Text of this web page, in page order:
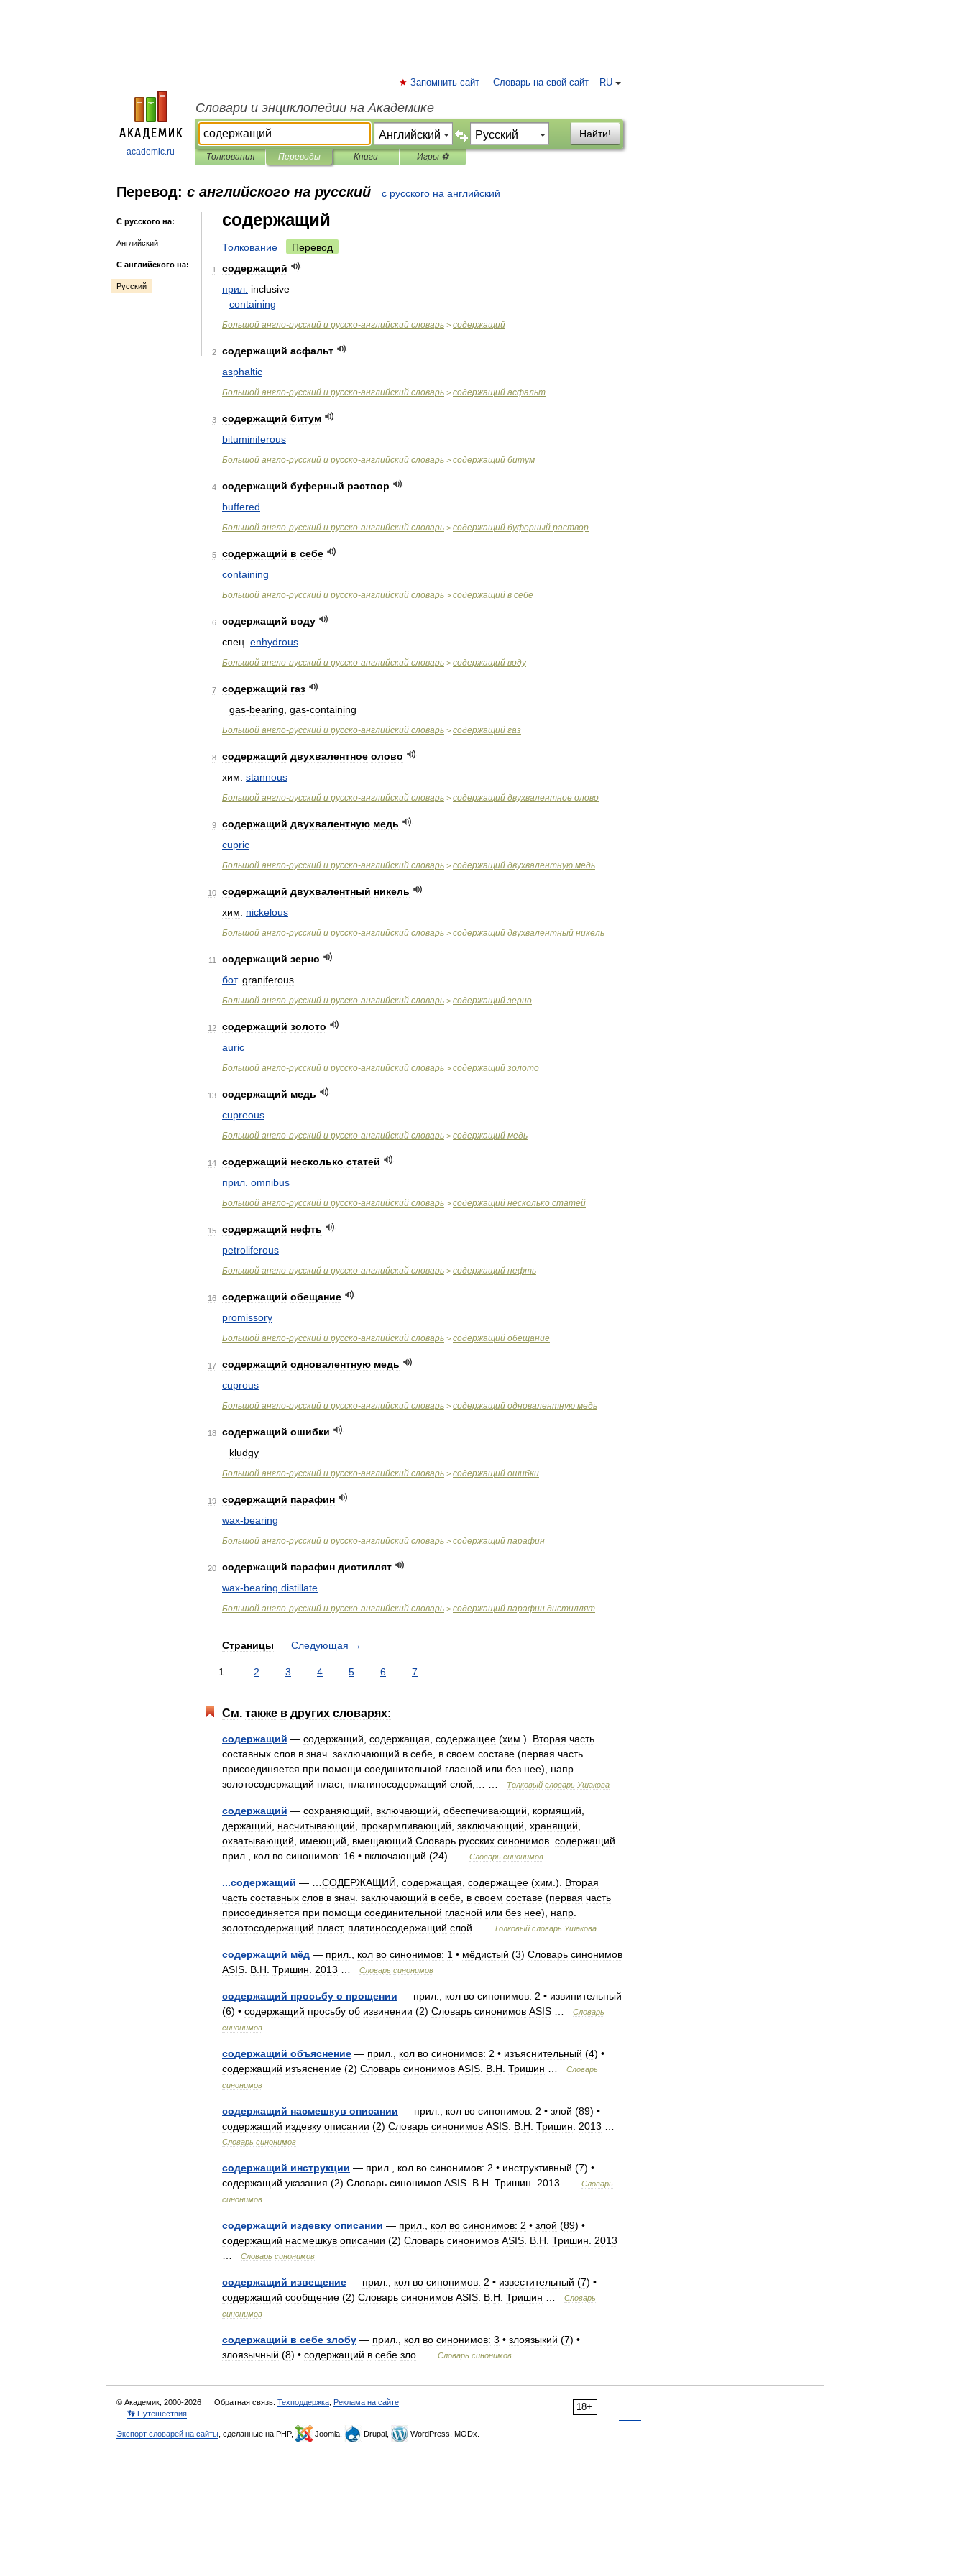
academic.ru
RU
Запомнить сайт Словарь на свой сайт
Словари и энциклопедии на Академике
Найти!
Толкования Переводы Книги Игры ⚽
Перевод: с английского на русский с русского на английский
С русского на:
Английский
С английского на:
Русский
содержащий
Толкование Перевод
1
содержащий
прил inclusive
containing
Большой англо-русский и русско-английский словарь > содержащий
2 содержащий асфальт
asphaltic
Большой англо-русский и русско-английский словарь > содержащий асфальт
3 содержащий битум
bituminiferous
Большой англо-русский и русско-английский словарь > содержащий битум
4 содержащий буферный раствор
buffered
Большой англо-русский и русско-английский словарь > содержащий буферный раствор
5 содержащий в себе
containing
Большой англо-русский и русско-английский словарь > содержащий в себе
6 содержащий воду
спец enhydrous
Большой англо-русский и русско-английский словарь > содержащий воду
7 содержащий газ
gas-bearing gas-containing
Большой англо-русский и русско-английский словарь > содержащий газ
8 содержащий двухвалентное олово
хим stannous
Большой англо-русский и русско-английский словарь > содержащий двухвалентное олово
9 содержащий двухвалентную медь
cupric
Большой англо-русский и русско-английский словарь > содержащий двухвалентную медь
10 содержащий двухвалентный никель
хим
nickelous
Большой англо-русский и русско-английский словарь > содержащий двухвалентный никель
11 содержащий зерно
бот. graniferous
Большой англо-русский и русско-английский словарь > содержащий зерно
12 содержащий золото
auric
Большой англо-русский и русско-английский словарь > содержащий золото
13 содержащий медь
cupreous
Большой англо-русский и русско-английский словарь > содержащий медь
14 содержащий несколько статей
прил omnibus
Большой англо-русский и русско-английский словарь > содержащий несколько статей
15 содержащий нефть
petroliferous
Большой англо-русский и русско-английский словарь > содержащий нефть
16 содержащий обещание
promissory
Большой англо-русский и русско-английский словарь > содержащий обещание
17 содержащий одновалентную медь
cuprous
Большой англо-русский и русско-английский словарь > содержащий одновалентную медь
18 содержащий ошибки
kludgy
Большой англо-русский и русско-английский словарь > содержащий ошибки
19 содержащий парафин
wax-bearing
Большой англо-русский и русско-английский словарь > содержащий парафин
20 содержащий парафин дистиллят
wax-bearing distillate
Большой англо-русский и русско-английский словарь > содержащий парафин дистиллят
Страницы Следующая →
1 2 3 4 5 6 7
См. также в других словарях:
содержащий — содержащий содержащая содержащее (хим .). Вторая часть
составных слов в знач заключающий в себе в своем составе (первая часть
присоединяется при помощи соединительной гласной или без нее), напр
золотосодержащий пласт, платиносодержащий слой Толковый словарь Ушакова
содержащий — сохраняющий включающий обеспечивающий кормящий
держащий
насчитывающий прокармливающий заключающий хранящий
охватывающий
имеющий вмещающий Словарь русских синонимов содержащий
прил
кол во синонимов: 16 • включающий (24) … Словарь синонимов
...содержащий — … СОДЕРЖАЩИЙ содержащая содержащее (хим .). Вторая
часть составных слов в знач заключающий в себе в своем составе (первая часть
присоединяется при помощи соединительной гласной или без нее), напр
золотосодержащий пласт, платиносодержащий слой Толковый словарь Ушакова
содержащий мёд — прил кол во синонимов: 1 • мёдистый (3) Словарь синонимов
ASIS В Н Тришин 2013 Словарь синонимов
содержащий просьбу о прощении — прил кол во синонимов: 2 • извинительный
(6) • содержащий просьбу об извинении (2) Словарь синонимов ASIS
Словарь
синонимов
содержащий объяснение — прил кол во синонимов: 2 • изъяснительный (4) •
содержащий изъяснение (2) Словарь синонимов ASIS В Н Тришин
Словарь
синонимов
содержащий насмешкув описании — прил кол во синонимов: 2 • злой (89) •
содержащий издевку описании (2) Словарь синонимов ASIS В Н Тришин 2013
Словарь синонимов
содержащий инструкции — прил кол во синонимов: 2 • инструктивный (7) •
содержащий указания (2) Словарь синонимов ASIS В Н Тришин 2013
Словарь
синонимов
содержащий издевку описании — прил кол во синонимов: 2 • злой (89) •
содержащий насмешкув описании (2) Словарь синонимов ASIS В Н Тришин
2013
Словарь синонимов
содержащий извещение — прил кол во синонимов: 2 • известительный (7) •
содержащий сообщение (2) Словарь синонимов ASIS В Н Тришин
Словарь
синонимов
содержащий в себе злобу — прил кол во синонимов: 3 • злоязыкий (7) •
злоязычный (8) • содержащий в себе зло Словарь синонимов
18+
© Академик, 2000-2026 Обратная связь: Техподдержка Реклама на сайте
👣 Путешествия
Экспорт словарей на сайты , сделанные на PHP, Joomla, Drupal, WordPress, MODx.